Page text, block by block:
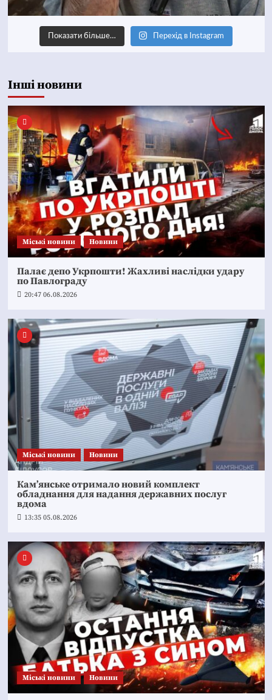
Показати більше… Перехід в Instagram
Інші новини
Mіські новини Новини
Палає депо Укрпошти! Жахливі наслідки удару
по Павлограду
20:47 06.08.2026
Mіські новини Новини
Кам’янське отримало новий комплект
обладнання для надання державних послуг
вдома
13:35 05.08.2026
Mіські новини Новини